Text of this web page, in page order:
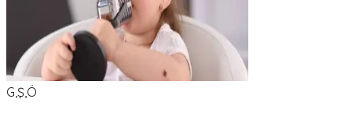
G,Ş,Ö